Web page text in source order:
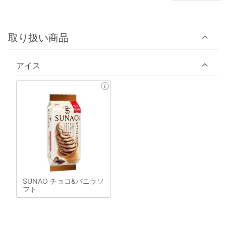
取り扱い商品
アイス
SUNAO チョコ&バニラソ
フト